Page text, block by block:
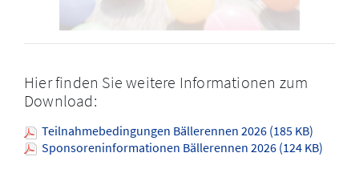
Hier finden Sie weitere Informationen zum
Download:
Teilnahmebedingungen Bällerennen 2026 (185 KB)
Sponsoreninformationen Bällerennen 2026 (124 KB)